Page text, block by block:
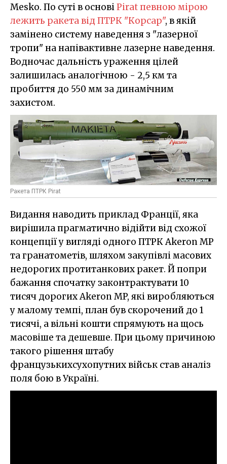
Mesko. По суті в основіPirat певною мірою
лежить ракета від ПТРК "Корсар", в якій
замінено систему наведення з "лазерної
тропи" на напівактивне лазерне наведення.
Водночас дальність ураження цілей
залишилась аналогічною - 2,5 км та
пробиття до 550 мм за динамічним
захистом.
Ракета ПТРК Pirat
Видання наводить приклад Франції, яка
вирішила прагматично відійти від схожої
концепції у вигляді одного ПТРК Akeron MP
та гранатометів, шляхом закупівлі масових
недорогих протитанкових ракет. Й попри
бажання спочатку законтрактувати 10
тисяч дорогих Akeron MP, які виробляються
у малому темпі, план був скорочений до 1
тисячі, а вільні кошти спрямують на щось
масовіше та дешевше. При цьому причиною
такого рішення штабу
французькихсухопутних військ став аналіз
поля бою в Україні.